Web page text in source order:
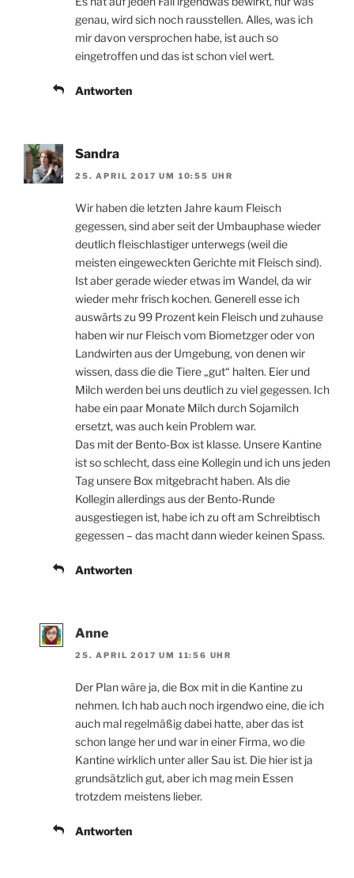
genau, wird sich noch rausstellen. Alles, was ich
mir davon versprochen habe, ist auch so
eingetroffen und das ist schon viel wert.
Antworten
Sandra
25. APRIL 2017 UM 10:55 UHR
Wir haben die letzten Jahre kaum Fleisch
gegessen, sind aber seit der Umbauphase wieder
deutlich fleischlastiger unterwegs (weil die
meisten eingeweckten Gerichte mit Fleisch sind).
Ist aber gerade wieder etwas im Wandel, da wir
wieder mehr frisch kochen. Generell esse ich
auswärts zu 99 Prozent kein Fleisch und zuhause
haben wir nur Fleisch vom Biometzger oder von
Landwirten aus der Umgebung, von denen wir
wissen, dass die die Tiere „gut“ halten. Eier und
Milch werden bei uns deutlich zu viel gegessen. Ich
habe ein paar Monate Milch durch Sojamilch
ersetzt, was auch kein Problem war.
Das mit der Bento-Box ist klasse. Unsere Kantine
ist so schlecht, dass eine Kollegin und ich uns jeden
Tag unsere Box mitgebracht haben. Als die
Kollegin allerdings aus der Bento-Runde
ausgestiegen ist, habe ich zu oft am Schreibtisch
gegessen – das macht dann wieder keinen Spass.
Antworten
Anne
25. APRIL 2017 UM 11:56 UHR
Der Plan wäre ja, die Box mit in die Kantine zu
nehmen. Ich hab auch noch irgendwo eine, die ich
auch mal regelmäßig dabei hatte, aber das ist
schon lange her und war in einer Firma, wo die
Kantine wirklich unter aller Sau ist. Die hier ist ja
grundsätzlich gut, aber ich mag mein Essen
trotzdem meistens lieber.
Antworten